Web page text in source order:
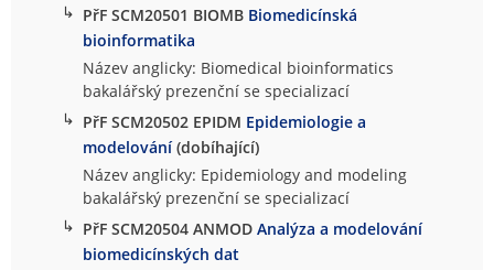
↳ PřF SCM20501 BIOMB Biomedicínská
bioinformatika
Název anglicky: Biomedical bioinformatics
bakalářský prezenční se specializací
↳ PřF SCM20502 EPIDM Epidemiologie a
modelování(dobíhající)
Název anglicky: Epidemiology and modeling
bakalářský prezenční se specializací
↳ PřF SCM20504 ANMODAnalýza a modelování
biomedicínských dat